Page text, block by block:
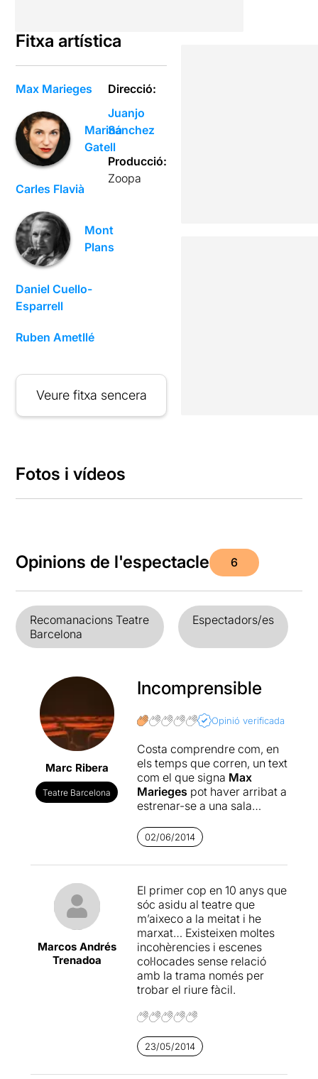
Fitxa artística
Max Marieges
Marina
Gatell
Carles Flavià
Mont
Plans
Daniel Cuello-
Esparrell
Ruben Ametllé
Direcció:
Juanjo
Sánchez
Producció:
Zoopa
Veure fitxa sencera
Fotos i vídeos
Opinions de l'espectacle 6
Recomanacions Teatre
Barcelona
Espectadors/es
Marc Ribera
Teatre Barcelona
Incomprensible
Opinió verificada
Costa comprendre com, en
els temps que corren, un text
com el que signa Max
Marieges pot haver arribat a
estrenar-se a una sala
Costa imaginar que un grup
de persones (amb
experiència i criteri) hagin
podia ser una comèdia
d’èxit. Costa pair que s’hagin
invertit milers i milers
d’euros en un producte
d’una qualitat tan
inexplicable com aquest.
Costa i fa mal.
cúmul de tòpics que
situació d’un matrimoni que
adquireix una vivenda a un
bloc de pisos on no hi ha
02/06/2014
Marcos Andrés
Trenadoa
El primer cop en 10 anys que
sóc asidu al teatre que
m’aixeco a la meitat i he
marxat… Existeixen moltes
incohèrencies i escenes
col·locades sense relació
amb la trama només per
trobar el riure fàcil.
23/05/2014